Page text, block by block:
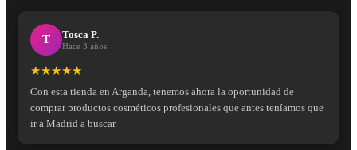
T Tosca P.
Hace 3 años
★★★★★
Con esta tienda en Arganda, tenemos ahora la oportunidad de
comprar productos cosméticos profesionales que antes teníamos que
ir a Madrid a buscar.